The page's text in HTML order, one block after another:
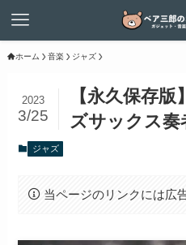
ホーム 音楽 ジャズ
【永久保存
ズサックス奏
2023
3/25
ジャズ
当ページのリンクには広